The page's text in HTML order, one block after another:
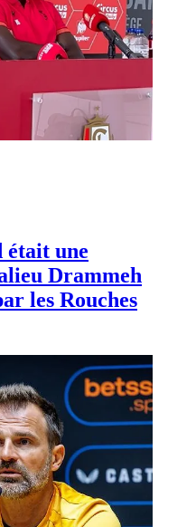
était une
Drammeh
les Rouches